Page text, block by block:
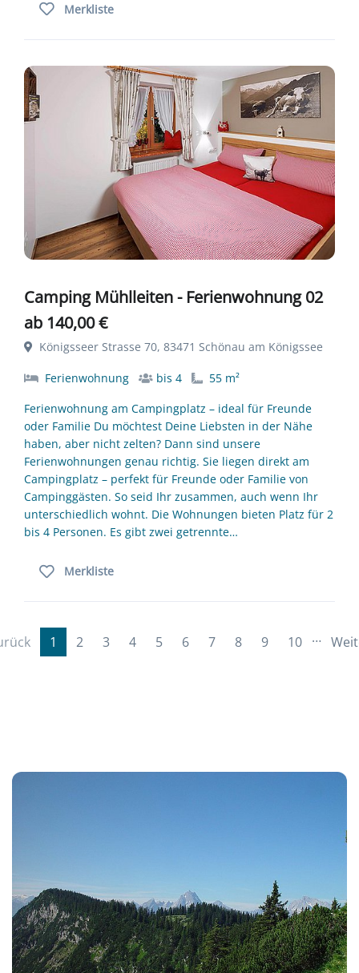
Merkliste
Camping Mühlleiten - Ferienwohnung 02
ab 140,00 €
Königsseer Strasse 70, 83471 Schönau am Königssee
Ferienwohnung bis 4
55 m²
Ferienwohnung am Campingplatz – ideal für Freunde
oder Familie Du möchtest Deine Liebsten in der Nähe
haben, aber nicht zelten? Dann sind unsere
Ferienwohnungen genau richtig. Sie liegen direkt am
Campingplatz – perfekt für Freunde oder Familie von
Campinggästen. So seid Ihr zusammen, auch wenn Ihr
unterschiedlich wohnt. Die Wohnungen bieten Platz für 2
bis 4 Personen. Es gibt zwei getrennte…
Merkliste
1 2 3 4 5 6 7 8 9 10 …